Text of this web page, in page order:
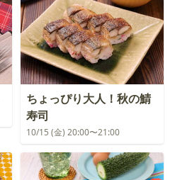
ちょっぴり大人！秋の鯖
寿司
10/15 (金) 20:00〜21:00